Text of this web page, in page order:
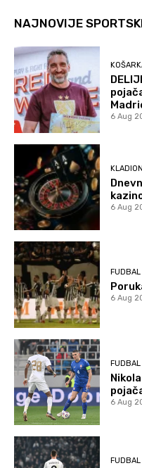
NAJNOVIJE
6 Aug
6 Aug
FUDBAL
6 Aug
FUDBAL
6 Aug
FUDBAL